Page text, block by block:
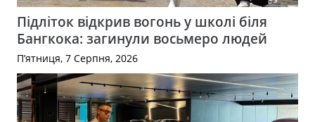
Підліток відкрив вогонь у школі біля
Бангкока: загинули восьмеро людей
П’ятниця, 7 Серпня, 2026